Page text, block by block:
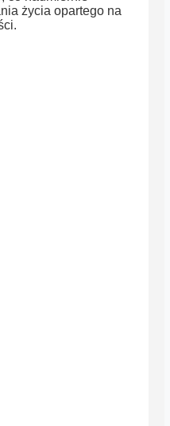
życia opartego na